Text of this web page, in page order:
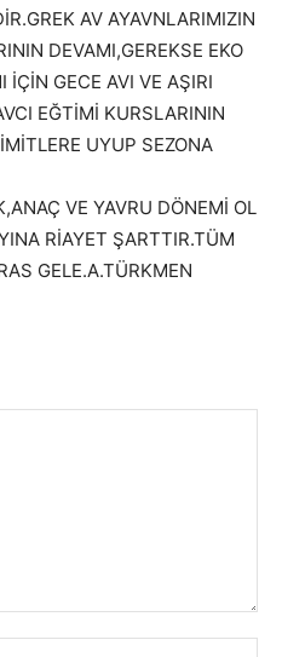
AV AYAVNLARIMIZIN
DEVAMI,GEREKSE EKO
İÇİN GECE AVI VE AŞIRI
EĞTİMİ KURSLARININ
UYUP SEZONA
VE YAVRU DÖNEMİ OL
RİAYET ŞARTTIR.TÜM
GELE.A.TÜRKMEN